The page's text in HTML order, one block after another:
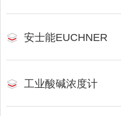
安士能EUCHNER
工业酸碱浓度计